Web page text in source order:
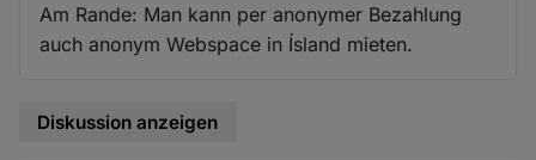
Am Rande: Man kann per anonymer Bezahlung
auch anonym Webspace in Ísland mieten.
Diskussion anzeigen